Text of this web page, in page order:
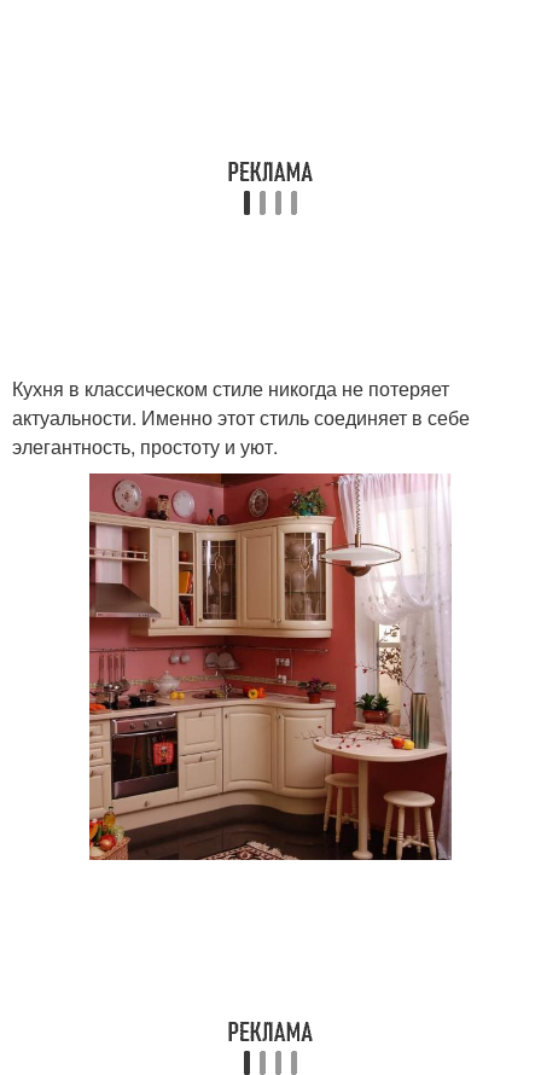
Кухня в классическом стиле никогда не потеряет
актуальности. Именно этот стиль соединяет в себе
элегантность, простоту и уют.